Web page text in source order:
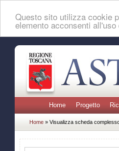
Questo sito utilizza cookie
elemento acconsenti all'uso
Home Progetto
Home » Visualizza scheda